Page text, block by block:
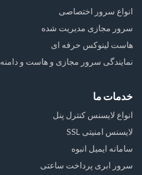
انواع سرور اختصاصی
سرور مجازی مدیریت شده
هاست لینوکس حرفه ای
نمایندگی سرور مجازی و هاست و دامنه
خدمات ما
انواع لایسنس کنترل پنل
لایسنس امنیتی SSL
سامانه ایمیل انبوه
سرور ابری پرداخت ساعتی